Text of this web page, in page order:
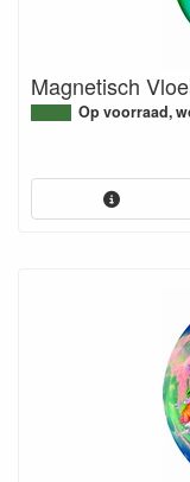
Magnetisch
Op voorraad,